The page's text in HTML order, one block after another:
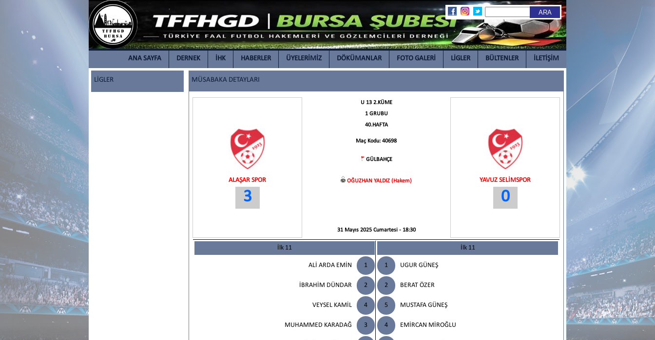
ANA SAYFA DERNEK İHK HABERLER ÜYELERİMİZ DÖKÜMANLAR FOTO GALERİ LİGLER BÜLTENLER İLETİŞİM
LİGLER MÜSABAKA DETAYLARI
ALAŞAR SPOR
3
U 13 2.KÜME
1 GRUBU
40.HAFTA
Maç Kodu: 40698
GÜLBAHÇE
OĞUZHAN YALDIZ (Hakem)
31 Mayıs 2025 Cumartesi - 18:30
YAVUZ SELİMSPOR
0
İlk 11
1
ALİ ARDA EMİN
2
İBRAHİM DÜNDAR
4
VEYSEL KAMİL
3
MUHAMMED KARADAĞ
İlk 11
1 UGUR GÜNEŞ
2 BERAT ÖZER
5 MUSTAFA GÜNEŞ
4 EMİRCAN MİROĞLU